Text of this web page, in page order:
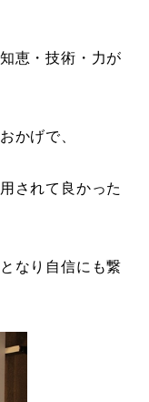
恵・技術・力が
かげで、
されて良かった
なり自信にも繋